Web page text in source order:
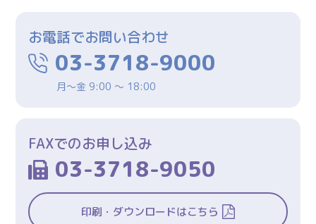
お電話でお問い合わせ
03-3718-9000
月～金 9:00 ～ 18:00
FAXでのお申し込み
03-3718-9050
印刷・ダウンロードはこちら